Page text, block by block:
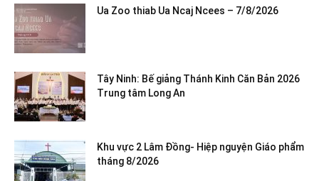
Ua Zoo thiab Ua Ncaj Ncees – 7/8/2026
Tây Ninh: Bế giảng Thánh Kinh Căn Bản 2026
Trung tâm Long An
Khu vực 2 Lâm Đồng- Hiệp nguyện Giáo phẩm
tháng 8/2026